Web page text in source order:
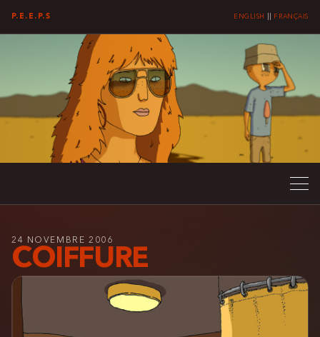
P.E.E.P.S ENGLISH FRANÇAIS
24 NOVEMBRE 2006
COIFFURE